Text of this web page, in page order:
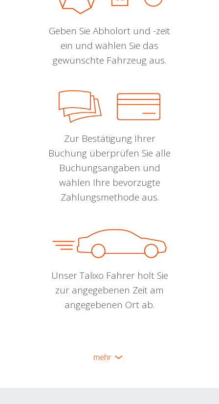
Geben Sie Abholort und -zeit
ein und wählen Sie das
gewünschte Fahrzeug aus.
Zur Bestätigung Ihrer
Buchung überprüfen Sie alle
Buchungsangaben und
wählen Ihre bevorzugte
Zahlungsmethode aus.
Unser Talixo Fahrer holt Sie
zur angegebenen Zeit am
angegebenen Ort ab.
mehr